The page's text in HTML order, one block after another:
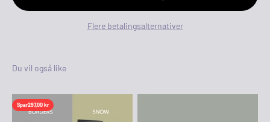
Flere betalingsalternativer
Spar297,00 kr